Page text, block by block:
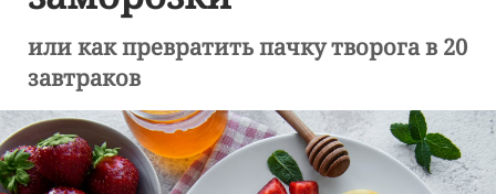
или как превратить пачку творога в 20
завтраков